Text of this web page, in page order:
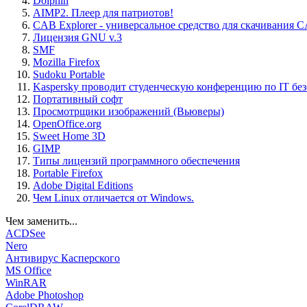
AIMP2. Плеер для патриотов!
CAB Explorer - универсальное средство для скачивания
Лицензия GNU v.3
SMF
Mozilla Firefox
Sudoku Portable
Kaspersky проводит студенческую конференцию по IT
Портативный софт
Просмотрщики изображений (Вьюверы)
OpenOffice.org
Sweet Home 3D
GIMP
Типы лицензий программного обеспечения
Portable Firefox
Adobe Digital Editions
Чем Linux отличается от Windows.
Чем заменить...
ACDSee
Nero
Антивирус Касперского
MS Office
WinRAR
Adobe Photoshop